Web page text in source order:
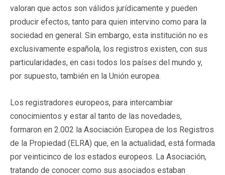
valoran que actos son válidos jurídicamente y pueden
producir efectos, tanto para quien intervino como para la
sociedad en general. Sin embargo, esta institución no es
exclusivamente española, los registros existen, con sus
particularidades, en casi todos los países del mundo y,
por supuesto, también en la Unión europea.
Los registradores europeos, para intercambiar
conocimientos y estar al tanto de las novedades,
formaron en 2.002 la Asociación Europea de los Registros
de la Propiedad (ELRA) que, en la actualidad, está formada
por veinticinco de los estados europeos. La Asociación,
tratando de conocer como sus asociados estaban